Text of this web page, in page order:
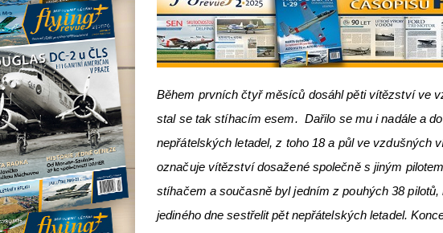
Během prvních čtyř měsíců dosáhl pěti vítězství ve
stal se tak stíhacím esem. Dařilo se mu i nadále a
nepřátelských letadel, z toho 18 a půl ve vzdušných
označuje vítězství dosažené společně s jiným
stíhačem a současně byl jedním z pouhých 38
jediného dne sestřelit pět nepřátelských letadel.